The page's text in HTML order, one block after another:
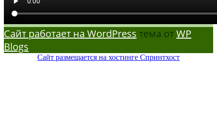
Сайт работает на WordPress тема отWP
Blogs
Сайт размещается на хостинге Спринтхост